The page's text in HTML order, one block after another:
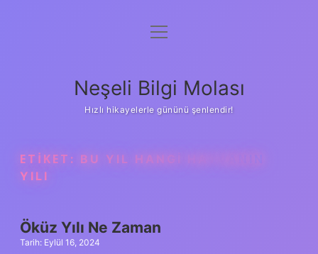
Anasayfa
Yasal Uyarı
menüyü
Neşeli Bilgi Molası
Hızlı hikayelerle gününü şenlendir!
ETIKET: BU YIL HANGI HAYVANIN
YILI
Öküz Yılı Ne Zaman
Tarih: Eylül 16, 2024